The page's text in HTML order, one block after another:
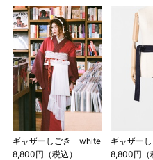
ギャザーしごき white
8,800円（税込）
ギャザー
8,800円（